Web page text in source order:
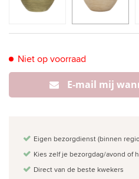
Niet op voorraad
E-mail mij
Eigen bezorgdienst (binnen
Kies zelf je bezorgdag/avond of
Direct van de beste kwekers